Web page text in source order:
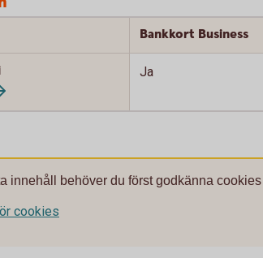
Bankkort Business
Ja
innehåll behöver du först godkänna
cookies